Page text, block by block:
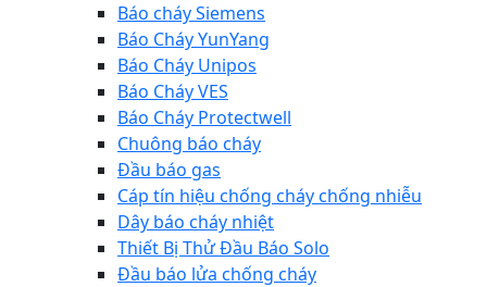
Báo cháy Siemens
Báo Cháy YunYang
Báo Cháy Unipos
Báo Cháy VES
Báo Cháy Protectwell
Chuông báo cháy
Đầu báo gas
Cáp tín hiệu chống cháy chống nhiễu
Dây báo cháy nhiệt
Thiết Bị Thử Đầu Báo Solo
Đầu báo lửa chống cháy